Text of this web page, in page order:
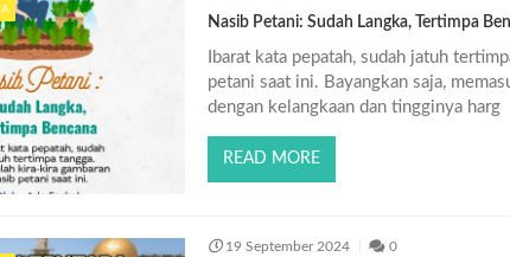
Nasib Petani: Sudah Langka, Tertimpa
Ibarat kata pepatah, sudah jatuh
petani saat ini. Bayangkan saja,
dengan kelangkaan dan tingginya harg
READ MORE
19 September 2024 0